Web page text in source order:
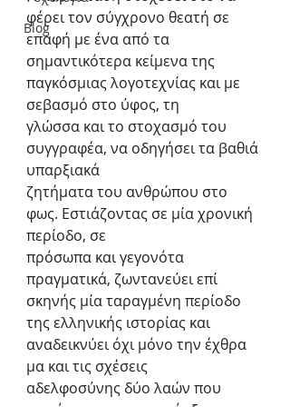
Blog
φέρει τον σύγχρονο θεατή σε
επαφή με ένα από τα
σημαντικότερα κείμενα της
παγκόσμιας λογοτεχνίας και με
σεβασμό στο ύφος, τη
γλώσσα και το στοχασμό του
συγγραφέα, να οδηγήσει τα βαθιά
υπαρξιακά
ζητήματα του ανθρώπου στο
φως. Εστιάζοντας σε μία χρονική
περίοδο, σε
πρόσωπα και γεγονότα
πραγματικά, ζωντανεύει επί
σκηνής μία ταραγμένη περίοδο
της ελληνικής ιστορίας και
αναδεικνύει όχι μόνο την έχθρα
μα και τις σχέσεις
αδελφοσύνης δύο λαών που